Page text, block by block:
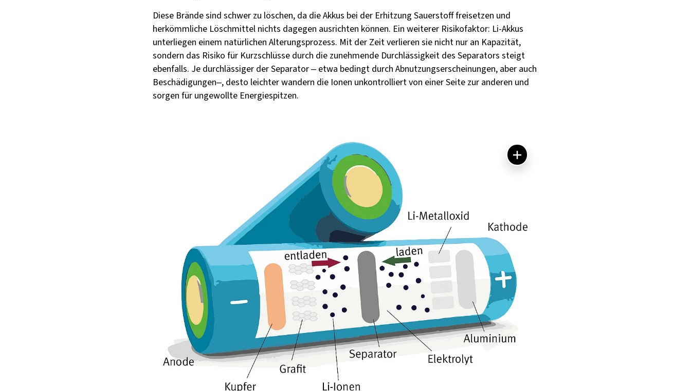
Diese Brände sind schwer zu löschen, da die Akkus bei der Erhitzung Sauerstoff freisetzen und
herkömmliche Löschmittel nichts dagegen ausrichten können. Ein weiterer Risikofaktor: Li-Akkus
unterliegen einem natürlichen Alterungsprozess. Mit der Zeit verlieren sie nicht nur an Kapazität,
sondern das Risiko für Kurzschlüsse durch die zunehmende Durchlässigkeit des Separators steigt
ebenfalls. Je durchlässiger der Separator – etwa bedingt durch Abnutzungserscheinungen, aber auch
Beschädigungen–, desto leichter wandern die Ionen unkontrolliert von einer Seite zur anderen und
sorgen für ungewollte Energiespitzen.